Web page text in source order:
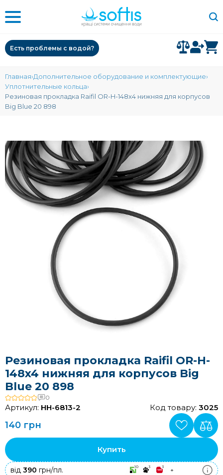
Есть проблемы с водой?
Главная Дополнительное оборудование и комплектующие
Уплотнительные кольца
Резиновая прокладка Raifil OR-H-148x4 нижняя для корпусов
Big Blue 20 898
Резиновая прокладка Raifil OR-H-
148x4 нижняя для корпусов Big
Blue 20 898
0
Артикул: HH-6813-2 Код товару: 3025
140 грн
Купить
від 390 грн/пл. 10 3 3 +